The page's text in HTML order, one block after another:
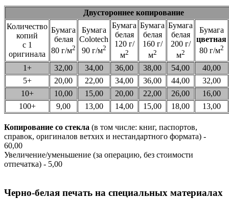
Двустороннее копирование
Количество
копий
с 1
оригинала
Бумага
белая
80 г/м2
Бумага
Colotech
90 г/м2
Бумага
белая
120 г/
м2
Бумага
белая
160 г/
м2
Бумага
белая
200 г/
м2
Бумага
цветная
80 г/м2
1+ 32,00 34,00 36,00 38,00 54,00
40,00
5+
20,00 22,00 34,00 36,00 44,00
32,00
10+
10,00 15,00 20,00 22,00 26,00
16,00
100+
9,00 13,00 14,00 15,00 18,00 13,00
Копирование со стекла (в том числе: книг, паспортов,
справок, оригиналов ветхих и нестандартного формата) -
60,00
Увеличение/уменьшение (за операцию, без стоимости
отпечатка) - 5,00
Черно-белая печать на специальных материалах